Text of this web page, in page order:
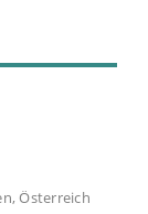
Österreich